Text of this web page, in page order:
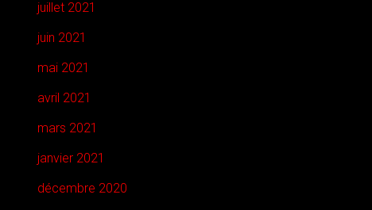
juillet 2021
juin 2021
mai 2021
avril 2021
mars 2021
janvier 2021
décembre 2020